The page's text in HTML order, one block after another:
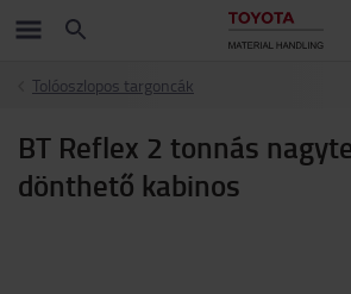
Tolóoszlopos targoncák
BT Reflex 2 tonnás
dönthető kabinos